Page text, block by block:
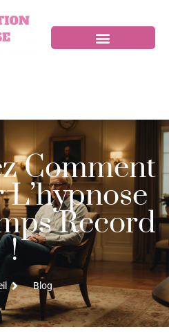
Comment
Record
!
Blog